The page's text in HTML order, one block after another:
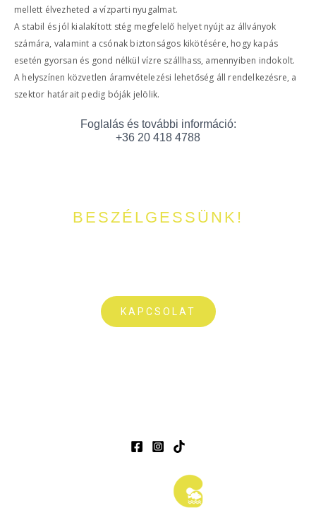
mellett élvezheted a vízparti nyugalmat.
A stabil és jól kialakított stég megfelelő helyet nyújt az állványok
számára, valamint a csónak biztonságos kikötésére, hogy kapás
esetén gyorsan és gond nélkül vízre szállhass, amennyiben indokolt.
A helyszínen közvetlen áramvételezési lehetőség áll rendelkezésre, a
szektor határait pedig bóják jelölik.
Foglalás és további információ:
+36 20 418 4788
BESZÉLGESSÜNK!
KAPCSOLAT